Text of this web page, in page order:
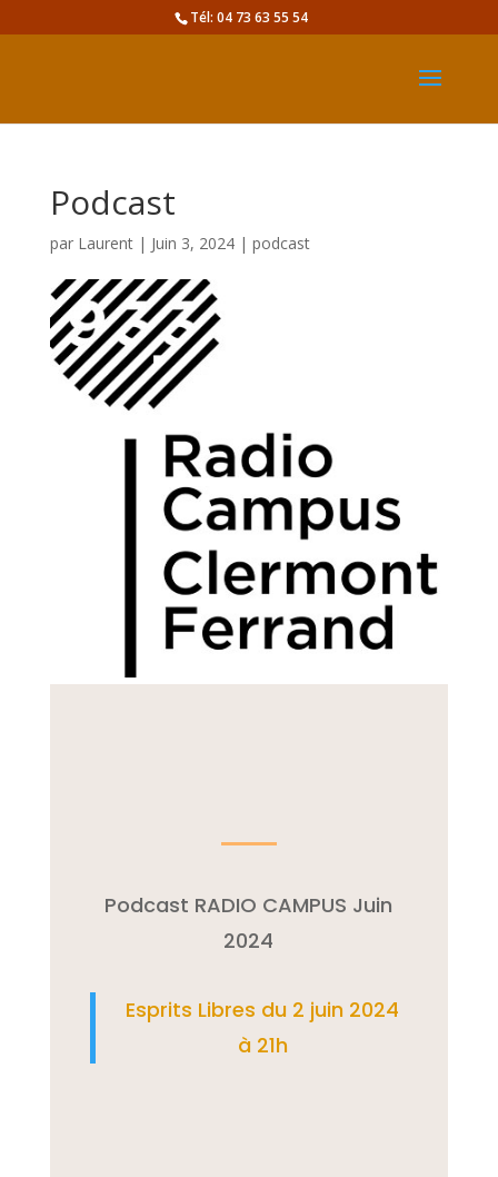
Tél: 04 73 63 55 54
Podcast
par Laurent| Juin 3, 2024| podcast
Podcast RADIO CAMPUS Juin
2024
Esprits Libres du 2 juin 2024
à 21h